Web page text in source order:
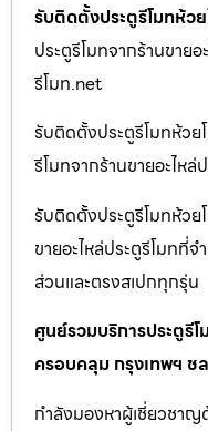
รับติดตั้งประตูรีโมทห้ว
ประตูรีโมทจากร้านขาย
รีโมท.net
รับติดตั้งประตูรีโมทห้วย
รีโมทจากร้านขายอะไห
รับติดตั้งประตูรีโมทห้วย
ขายอะไหล่ประตูรีโมทที่
ส่วนและตรงสเปกทุกรุ่น
ศูนย์รวมบริการประตูรี
ครอบคลุม กรุงเทพฯ ช
กำลังมองหาผู้เชี่ยวชาญ